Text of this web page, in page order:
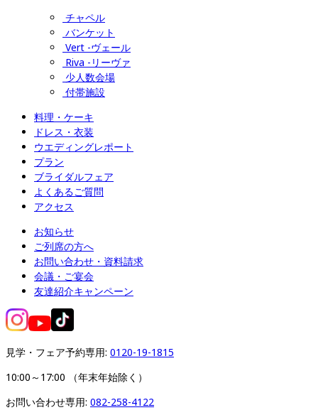
チャペル
バンケット
Vert -ヴェール
Riva -リーヴァ
少人数会場
付帯施設
料理・ケーキ
ドレス・衣装
ウエディングレポート
プラン
ブライダルフェア
よくあるご質問
アクセス
お知らせ
ご列席の方へ
お問い合わせ・資料請求
会議・ご宴会
友達紹介キャンペーン
見学・フェア予約専用: 0120-19-1815
10:00～17:00 （年末年始除く）
お問い合わせ専用: 082-258-4122